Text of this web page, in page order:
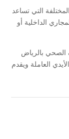
التي تساعد
الداخلية أو
الصحي بالرياض
العاملة ويقدم